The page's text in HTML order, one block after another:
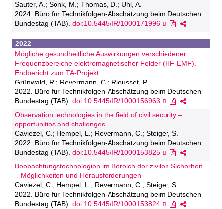
Sauter, A.; Sonk, M.; Thomas, D.; Uhl, A.
2024. Büro für Technikfolgen-Abschätzung beim Deutschen
Bundestag (TAB). doi:10.5445/IR/1000171996
2022
Mögliche gesundheitliche Auswirkungen verschiedener
Frequenzbereiche elektromagnetischer Felder (HF-EMF).
Endbericht zum TA-Projekt
Grünwald, R.; Revermann, C.; Riousset, P.
2022. Büro für Technikfolgen-Abschätzung beim Deutschen
Bundestag (TAB). doi:10.5445/IR/1000156963
Observation technologies in the field of civil security –
opportunities and challenges
Caviezel, C.; Hempel, L.; Revermann, C.; Steiger, S.
2022. Büro für Technikfolgen-Abschätzung beim Deutschen
Bundestag (TAB). doi:10.5445/IR/1000153825
Beobachtungstechnologien im Bereich der zivilen Sicherheit
– Möglichkeiten und Herausforderungen
Caviezel, C.; Hempel, L.; Revermann, C.; Steiger, S.
2022. Büro für Technikfolgen-Abschätzung beim Deutschen
Bundestag (TAB). doi:10.5445/IR/1000153824